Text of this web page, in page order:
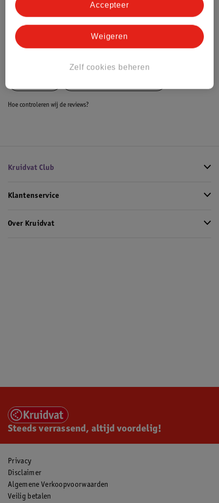
Bestel & Bezorginformatie
Hoe controleren wij de reviews?
Kruidvat Club
Klantenservice
Over Kruidvat
Steeds verrassend, altijd voordelig!
Privacy
Disclaimer
Algemene Verkoopvoorwaarden
Veilig betalen
Zelf cookies beheren
Weigeren
Accepteer